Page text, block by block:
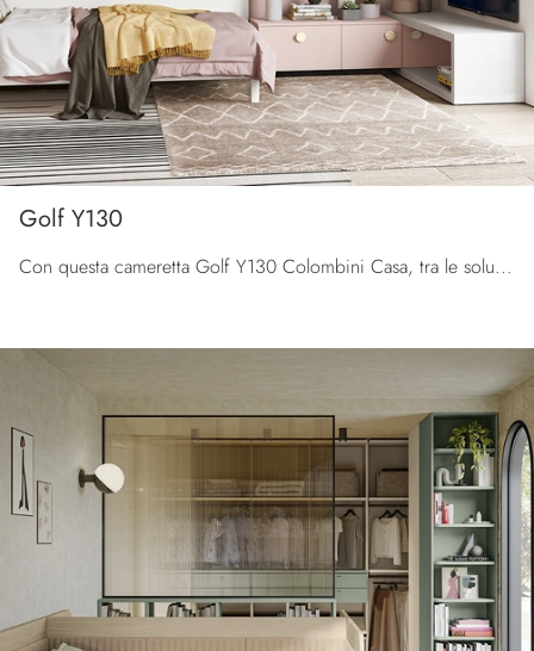
Golf Y130
Con questa cameretta Golf Y130 Colombini Casa, tra le soluzioni componibili, potrai progettare stanze moderne per ragazzi.